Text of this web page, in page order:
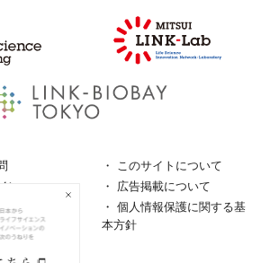
このサイトについて
ン
広告掲載について
基づく表
個人情報保護に関する基
本方針